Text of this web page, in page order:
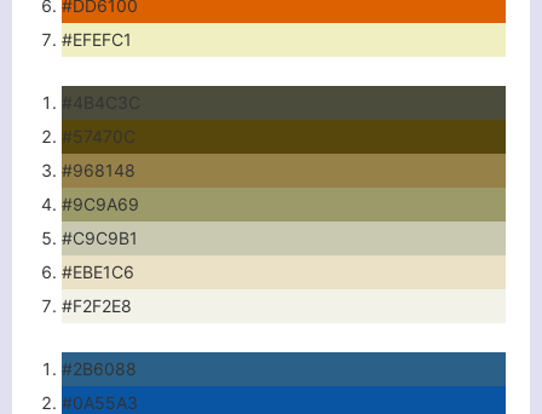
#DD6100
#EFEFC1
#4B4C3C
#57470C
#968148
#9C9A69
#C9C9B1
#EBE1C6
#F2F2E8
#2B6088
#0A55A3